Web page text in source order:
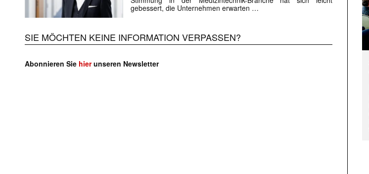
gebessert, die Unternehmen erwarten …
SIE MÖCHTEN KEINE INFORMATION VERPASSEN?
Abonnieren Sie hierunseren Newsletter